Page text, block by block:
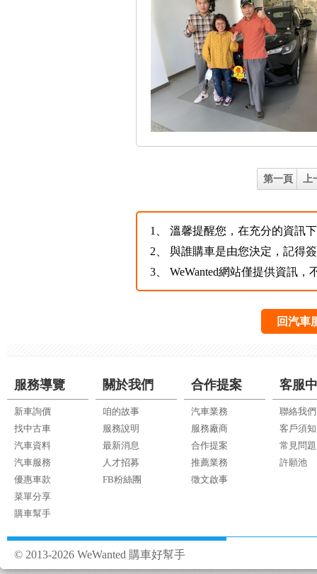
第一頁
1、
溫馨提醒您，在充分的資訊
2、
與誰購車是由您決定，記得
3、
WeWanted網站僅提供資訊
回汽車
服務導覽
新車詢價
找中古車
汽車資料
汽車服務
優惠車款
菜單分享
購車幫手
關於我們
咱的故事
服務說明
最新消息
人才招募
FB粉絲團
合作提案
汽車業務
服務廠商
合作提案
推薦業務
徵文啟事
客服
聯絡我們
客戶須知
常見問題
許願池
© 2013-2026 WeWanted 購車好幫手